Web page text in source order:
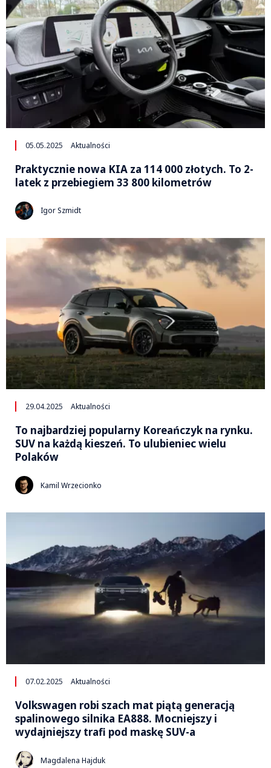
05.05.2025 Aktualności
Praktycznie nowa KIA za 114 000 złotych. To 2-
latek z przebiegiem 33 800 kilometrów
Igor Szmidt
29.04.2025 Aktualności
To najbardziej popularny Koreańczyk na rynku.
SUV na każdą kieszeń. To ulubieniec wielu
Polaków
Kamil Wrzecionko
07.02.2025 Aktualności
Volkswagen robi szach mat piątą generacją
spalinowego silnika EA888. Mocniejszy i
wydajniejszy trafi pod maskę SUV-a
Magdalena Hajduk